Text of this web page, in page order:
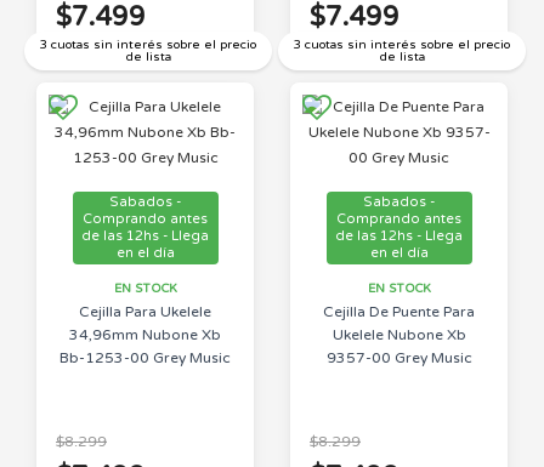
3 cuotas sin interés sobre el precio
de lista
$7.499
3 cuotas sin interés sobre el precio
de lista
$7.499
Sabados -
Comprando antes
de las 12hs - Llega
en el día
EN STOCK
Cejilla Para Ukelele
34,96mm Nubone Xb
Bb-1253-00 Grey Music
$8.299
Sabados -
Comprando antes
de las 12hs - Llega
en el día
EN STOCK
Cejilla De Puente Para
Ukelele Nubone Xb
9357-00 Grey Music
$8.299